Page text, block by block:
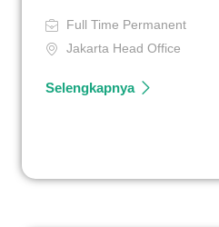
Full Time Permanent
Jakarta Head Office
Selengkapnya